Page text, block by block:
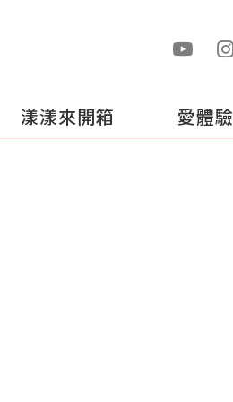
漾漾來開箱 愛體驗